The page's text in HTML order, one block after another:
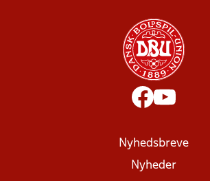
Nyhedsbreve
Nyheder